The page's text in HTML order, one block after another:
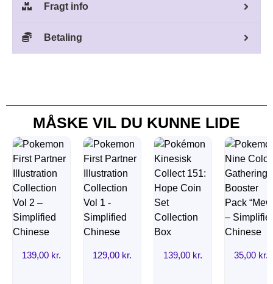
Fragt info
Betaling
MÅSKE VIL DU KUNNE LIDE
139,00 kr. 129,00 kr. 139,00 kr. 35,00 kr.